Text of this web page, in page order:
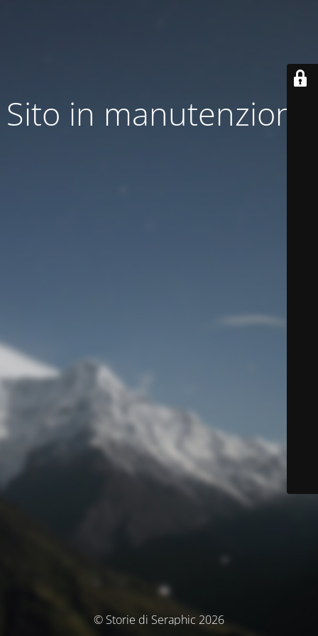
Sito in manutenzione
© Storie di Seraphic 2026